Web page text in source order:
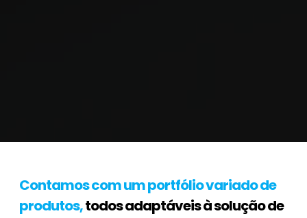
Contamos com um portfólio variado de
produtos,todos adaptáveis à solução de